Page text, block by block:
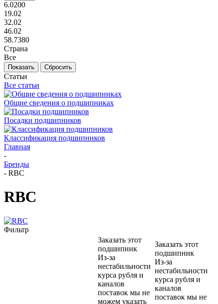
6.0200
19.02
32.02
46.02
58.7380
Страна
Все
Сбросить
Статьи
Все статьи
Общие сведения о подшипниках
Посадки подшипников
Классификация подшипников
Главная
-
Бренды
- RBC
RBC
Фильтр
Заказать этот
подшипник
Из-за
нестабильности
курса рубля и
каналов
поставок мы не
можем указать
Заказать этот
подшипник
Из-за
нестабильности
курса рубля и
каналов
поставок мы не